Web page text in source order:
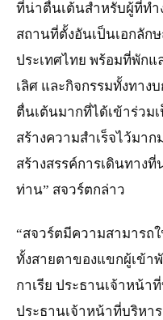
ที่น่าตื่นเต้นสำหรับผู้ที่ทำ
สถานที่ตั้งอันเป็นเอกลัก
ประเทศไทย พร้อมที่พัก
เลิศ และกิจกรรมทั้งทาง
ตื่นเต้นมากที่ได้เข้าร่วม
สร้างความสำเร็จไว้มา
สร้างสรรค์การเดินทาง
ท่าน” สจวร์ตกล่าว
“สจวร์ตมีความสามารถ
ทั้งสายตาของแขกผู้เข้า
กาเรีย ประธานเจ้าหน้า
ประธานเจ้าหน้าที่บริหา